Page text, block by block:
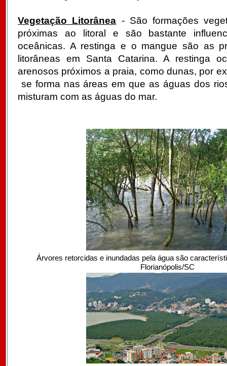
Vegetação Litorânea - São formações
próximas ao litoral e são bastante
oceânicas. A restinga e o mangue são as
litorâneas em Santa Catarina. A restinga
arenosos próximos a praia, como dunas, por
se forma nas áreas em que as águas dos
misturam com as águas do mar.
Árvores retorcidas e inundadas pela água são
Florianópolis/SC